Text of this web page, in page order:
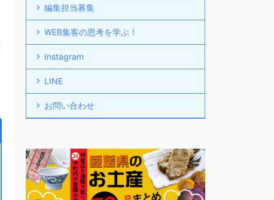
編集担当募集
WEB集客の思考を学ぶ！
Instagram
LINE
お問い合わせ